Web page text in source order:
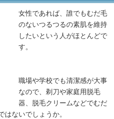
女性であれば、誰でもむだ毛
のないつるつるの素肌を維持
したいという人がほとんどで
す。
職場や学校でも清潔感が大事
なので、剃刀や家庭用脱毛
器、脱毛クリームなどでむだ
ないでしょうか。